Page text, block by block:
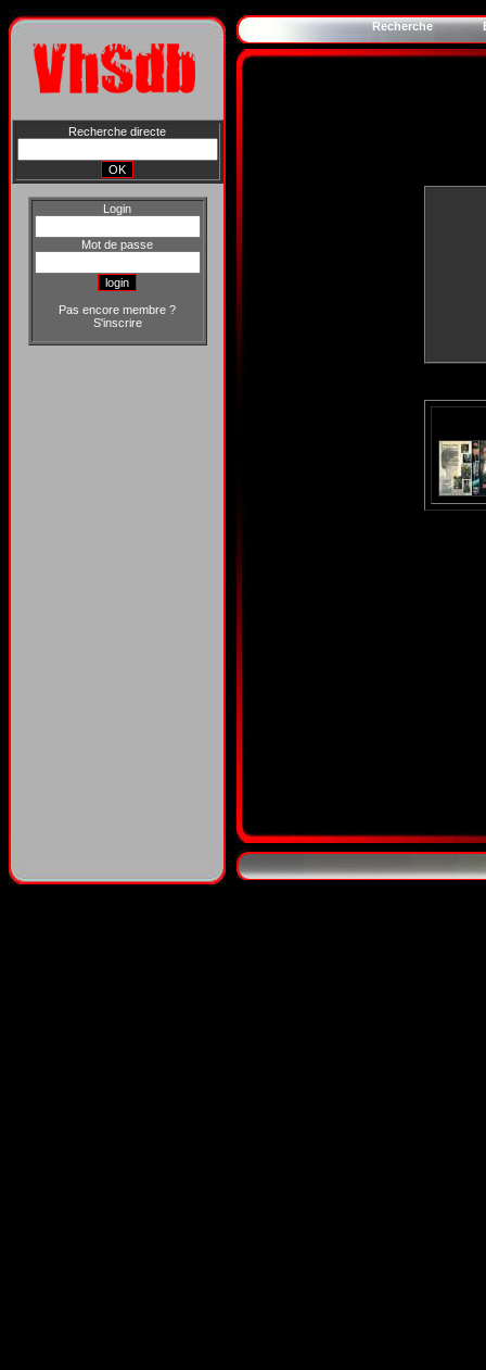
Recherche directe
Login
Mot de passe
Pas encore membre ?
S'inscrire
Recherche